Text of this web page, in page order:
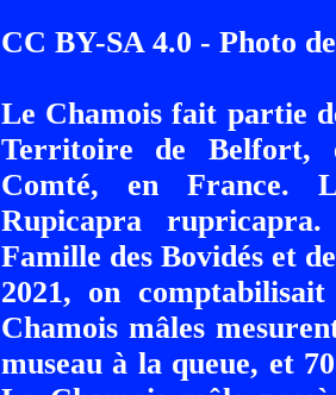
CC BY-SA 4.0 - Photo
Le Chamois fait partie
Territoire de Belfort,
Comté, en France.
Rupicapra
Famille des Bovidés et
2021, on
Chamois mâles
museau à la queue, et